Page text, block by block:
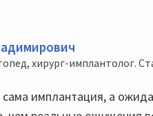
хирург-имплантолог.
сама имплантация, а